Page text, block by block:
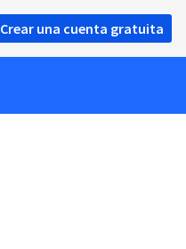
Crear una cuenta gratuita